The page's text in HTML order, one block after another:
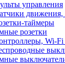
управления
движения,
таймеры
розетки
Wi-Fi